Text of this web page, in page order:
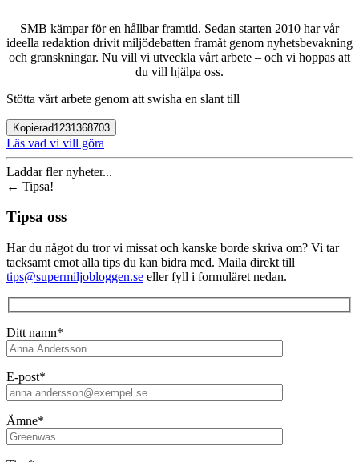
SMB kämpar för en hållbar framtid. Sedan starten 2010 har vår
ideella redaktion drivit miljödebatten framåt genom nyhetsbevakning
och granskningar. Nu vill vi utveckla vårt arbete – och vi hoppas att
du vill hjälpa oss.
Stötta vårt arbete genom att swisha en slant till
Kopierad1231368703
Läs vad vi vill göra
Laddar fler nyheter...
← Tipsa!
Tipsa oss
Har du något du tror vi missat och kanske borde skriva om? Vi tar
tacksamt emot alla tips du kan bidra med. Maila direkt till
tips@supermiljobloggen.se eller fyll i formuläret nedan.
Ditt namn*
E-post*
Ämne*